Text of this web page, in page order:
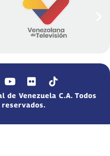
Venezuela C.A. Todos